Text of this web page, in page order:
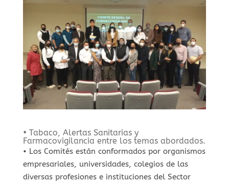
• Tabaco, Alertas Sanitarias y
Farmacovigilancia entre los temas abordados.
• Los Comités están conformados por organismos
empresariales, universidades, colegios de las
diversas profesiones e instituciones del Sector